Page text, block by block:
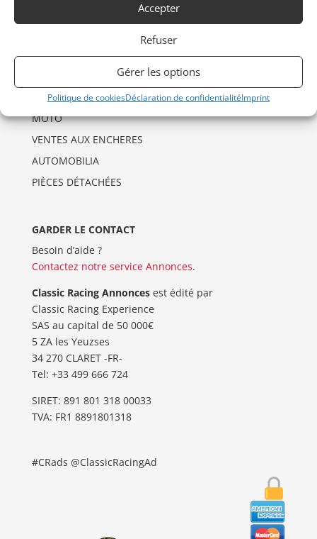
Accepter
Refuser
Gérer les options
Politique de cookiesDéclaration de confidentialitéImprint
CATÉGORIES D’ANNONCES
DRAGSTER
MOTO
VENTES AUX ENCHERES
AUTOMOBILIA
PIÈCES DÉTACHÉES
GARDER LE CONTACT
Besoin d’aide ?
Contactez notre service Annonces.
Classic Racing Annoncesest édité par
Classic Racing Experience
SAS au capital de 50 000€
5 ZA les Yeuzses
34 270 CLARET -FR-
Tel: ‭+33 499 666 724‬
SIRET: 891 801 318 00033
TVA: FR1 8891801318
#CRads @ClassicRacingAd